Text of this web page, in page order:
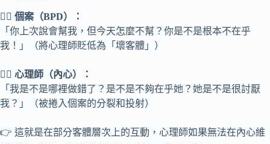
👩‍⚕️ 個案（BPD）：
「你上次說會幫我，但今天怎麼不幫？你是不是根本不在乎
我！」（將心理師貶低為「壞客體」）
👩‍⚕️ 心理師（內心）：
「我是不是哪裡做錯了？是不是不夠在乎她？她是不是很討厭
我？」（被捲入個案的分裂和投射）
👉 這就是在部分客體層次上的互動，心理師如果無法在內心維